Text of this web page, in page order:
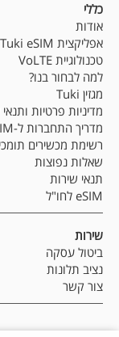
כללי
אודות
אפליקצית Tuki eSIM
טכנולוגיית VoLTE
למה לבחור בנו?
מגזין Tuki
מדיניות פרטיות
מדריך התחברות ל-eSIM
רשימת מכשירים
שאלות נפוצות
תנאי שירות
eSIM לחו"ל
שירות
ביטול עסקה
נציב תלונות
צור קשר